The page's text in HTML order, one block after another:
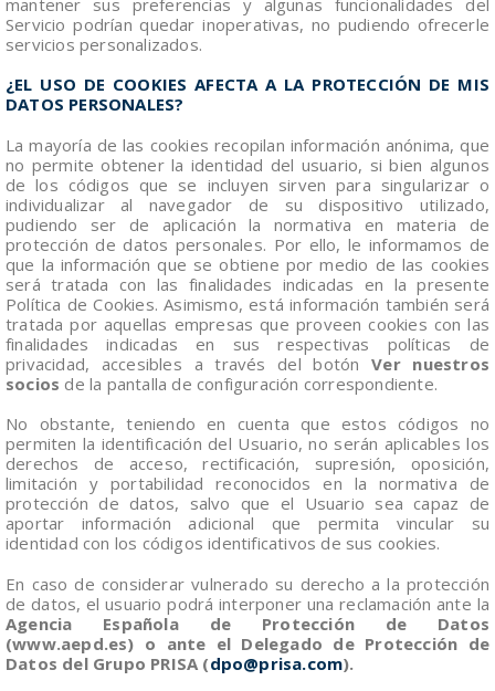
Servicio podrían quedar inoperativas, no pudiendo ofrecerle
servicios personalizados.
¿EL USO DE COOKIES AFECTA A LA PROTECCIÓN DE MIS
DATOS PERSONALES?
La mayoría de las cookies recopilan información anónima, que
no permite obtener la identidad del usuario, si bien algunos
de los códigos que se incluyen sirven para singularizar o
individualizar al navegador de su dispositivo utilizado,
pudiendo ser de aplicación la normativa en materia de
protección de datos personales. Por ello, le informamos de
que la información que se obtiene por medio de las cookies
será tratada con las finalidades indicadas en la presente
Política de Cookies. Asimismo, está información también será
tratada por aquellas empresas que proveen cookies con las
finalidades indicadas en sus respectivas políticas de
privacidad, accesibles a través del botónVer nuestros
socios de la pantalla de configuración correspondiente.
No obstante, teniendo en cuenta que estos códigos no
permiten la identificación del Usuario, no serán aplicables los
derechos de acceso, rectificación, supresión, oposición,
limitación y portabilidad reconocidos en la normativa de
protección de datos, salvo que el Usuario sea capaz de
aportar información adicional que permita vincular su
identidad con los códigos identificativos de sus cookies.
En caso de considerar vulnerado su derecho a la protección
de datos, el usuario podrá interponer una reclamación ante la
Agencia Española de Protección de Datos
(www.aepd.es) o ante el Delegado de Protección de
Datos del Grupo PRISA (dpo@prisa.com).